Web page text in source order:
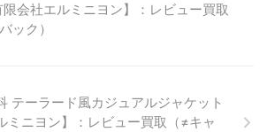
会社エルミニヨン】：レビュー買取
ック）
テーラード風カジュアルジャケット
ミニヨン】：レビュー買取（≠キャ